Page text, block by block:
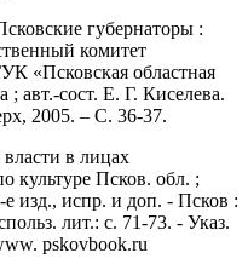
губернаторы :
комитет
«Псковская областная
; авт.-сост. Е. Г. Киселева.
2005. – С. 36-37.
в лицах
культуре Псков. обл. ;
изд., испр. и доп. - Псков :
лит.: с. 71-73. - Указ.
pskovbook.ru